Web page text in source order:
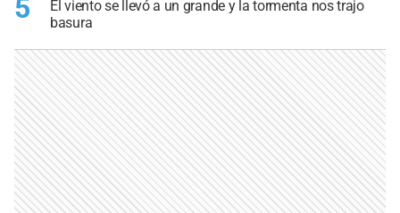
5
El viento se llevó a un grande y la tormenta nos trajo
basura